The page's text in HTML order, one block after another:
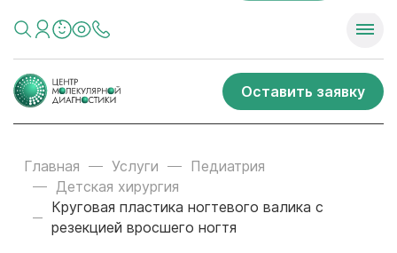
Оставить заявку
Главная Услуги
Педиатрия
Детская хирургия
Круговая пластика ногтевого валика с
резекцией вросшего ногтя